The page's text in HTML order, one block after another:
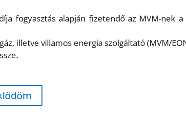
fogyasztás alapján fizetendő az MVM-nek
illetve villamos energia szolgáltató (MVM/